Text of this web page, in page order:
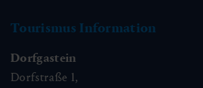
Tourismus Information
Dorfgastein
Dorfstraße 1,